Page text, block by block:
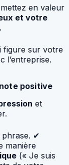
en valeur
et votre
.
figure sur votre
l’entreprise.
positive
et
phrase. ✔
manière
(« Je suis